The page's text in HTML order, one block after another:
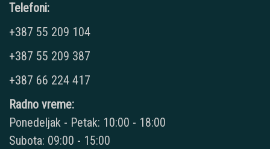
Telefoni:
+387 55 209 104
+387 55 209 387
+387 66 224 417
Radno vreme:
Ponedeljak - Petak: 10:00 - 18:00
Subota: 09:00 - 15:00